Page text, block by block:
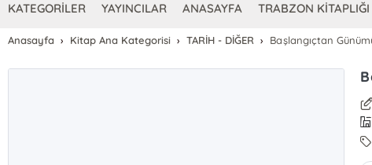
KATEGORİLER YAYINCILAR ANASAYFA TRABZON KİTAPLIĞI
Anasayfa Kitap Ana Kategorisi TARİH - DİĞER Başlangıçtan